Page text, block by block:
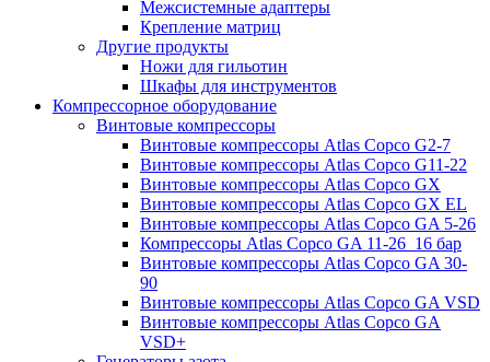
Межсистемные адаптеры
Крепление матриц
Другие продукты
Ножи для гильотин
Шкафы для инструментов
Компрессорное оборудование
Винтовые компрессоры
Винтовые компрессоры Atlas Copco G2-7
Винтовые компрессоры Atlas Copco G11-22
Винтовые компрессоры Atlas Copco GX
Винтовые компрессоры Atlas Copco GX EL
Винтовые компрессоры Atlas Copco GA 5-26
Компрессоры Atlas Copco GA 11-26_16 бар
Винтовые компрессоры Atlas Copco GA 30-
90
Винтовые компрессоры Atlas Copco GA VSD
Винтовые компрессоры Atlas Copco GA
VSD+